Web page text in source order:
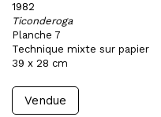
1982
Ticonderoga
Planche 7
Technique mixte sur papier
39 x 28 cm
Vendue